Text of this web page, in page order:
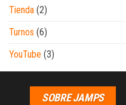
Tienda (2)
Turnos (6)
YouTube (3)
SOBRE JAMPS